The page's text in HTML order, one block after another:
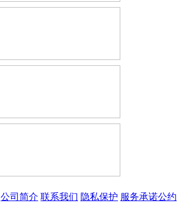
公司简介 联系我们 隐私保护 服务承诺公约